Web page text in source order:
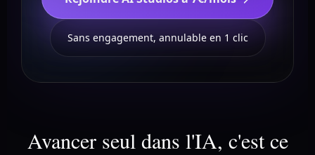
Sans engagement, annulable en 1 clic
Avancer seul dans l'IA, c'est ce